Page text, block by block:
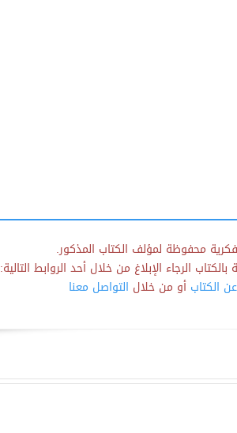
محفوظة لمؤلف الكتاب المذكور.
الرجاء الإبلاغ من خلال أحد الروابط التالية:
الكتابأو من خلال التواصل معنا